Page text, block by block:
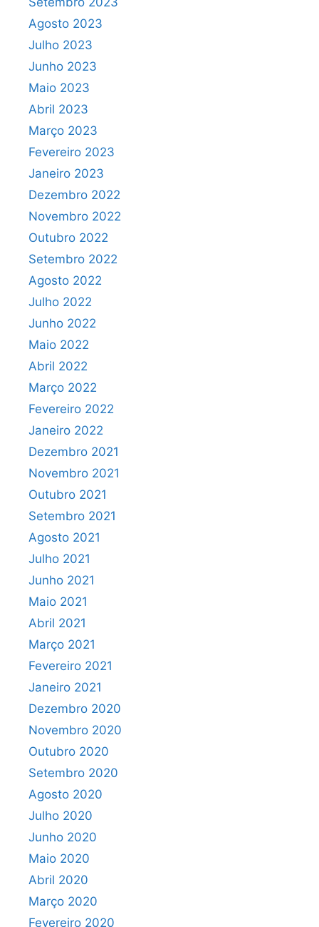
Agosto 2023
Julho 2023
Junho 2023
Maio 2023
Abril 2023
Março 2023
Fevereiro 2023
Janeiro 2023
Dezembro 2022
Novembro 2022
Outubro 2022
Setembro 2022
Agosto 2022
Julho 2022
Junho 2022
Maio 2022
Abril 2022
Março 2022
Fevereiro 2022
Janeiro 2022
Dezembro 2021
Novembro 2021
Outubro 2021
Setembro 2021
Agosto 2021
Julho 2021
Junho 2021
Maio 2021
Abril 2021
Março 2021
Fevereiro 2021
Janeiro 2021
Dezembro 2020
Novembro 2020
Outubro 2020
Setembro 2020
Agosto 2020
Julho 2020
Junho 2020
Maio 2020
Abril 2020
Março 2020
Fevereiro 2020